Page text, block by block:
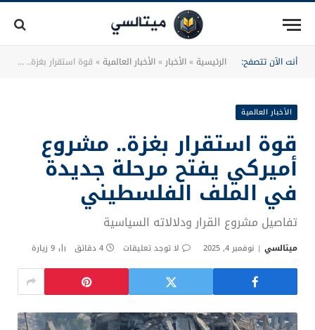
أنت الآن تتصفح: الرئيسية»الأخبار »الأخبار العالمية» قوة استقرار بغزة.. مشروع أميركي يفتح مرحلة جديدة في الملف الفلسطيني
الأخبار العالمية
قوة استقرار بغزة.. مشروع
أميركي يفتح مرحلة جديدة
في الملف الفلسطيني
تفاصيل مشروع القرار ودلالاته السياسية
ميتالسي نوفمبر 4, 2025 لا توجد تعليقات 4 دقائق 9 زيارة